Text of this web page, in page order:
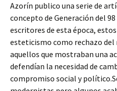
Azorín publico una serie de
concepto de Generación del
escritores de esta época,
esteticismo como rechazo del
aquellos que mostraban una
defendían la necesidad de
compromiso social y